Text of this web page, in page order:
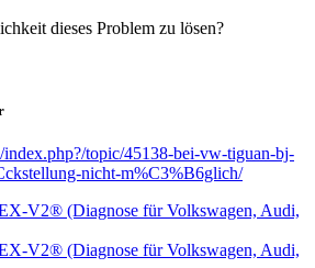
dieses Problem zu lösen?
index.php?/topic/45138-bei-vw-tiguan-bj-
nicht-m%C3%B6glich/